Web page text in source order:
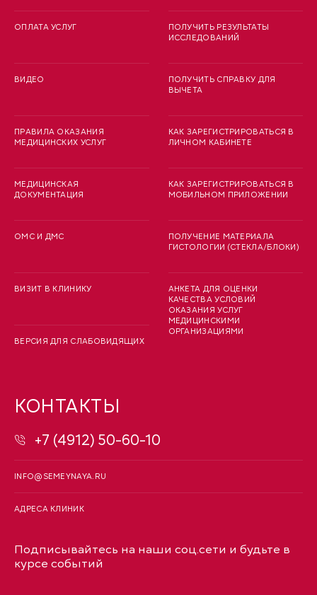
ОПЛАТА УСЛУГ
ВИДЕО
ПРАВИЛА ОКАЗАНИЯ
МЕДИЦИНСКИХ УСЛУГ
МЕДИЦИНСКАЯ
ДОКУМЕНТАЦИЯ
ОМС И ДМС
ВИЗИТ В КЛИНИКУ
ВЕРСИЯ ДЛЯ СЛАБОВИДЯЩИХ
ПОЛУЧИТЬ РЕЗУЛЬТАТЫ
ИССЛЕДОВАНИЙ
ПОЛУЧИТЬ СПРАВКУ ДЛЯ
ВЫЧЕТА
КАК ЗАРЕГИСТРИРОВАТЬСЯ В
ЛИЧНОМ КАБИНЕТЕ
КАК ЗАРЕГИСТРИРОВАТЬСЯ В
МОБИЛЬНОМ ПРИЛОЖЕНИИ
ПОЛУЧЕНИЕ МАТЕРИАЛА
ГИСТОЛОГИИ (СТЕКЛА/БЛОКИ)
АНКЕТА ДЛЯ ОЦЕНКИ
КАЧЕСТВА УСЛОВИЙ
ОКАЗАНИЯ УСЛУГ
МЕДИЦИНСКИМИ
ОРГАНИЗАЦИЯМИ
КОНТАКТЫ
+7 (4912) 50-60-10
INFO@SEMEYNAYA.RU
АДРЕСА КЛИНИК
Подписывайтесь на наши соц.сети и будьте в
курсе событий